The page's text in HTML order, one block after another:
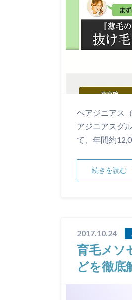
ヘアジニアス
アジニアスグ
て、年間約
続きを読む
2017.10.24
育毛メソ
どを徹底